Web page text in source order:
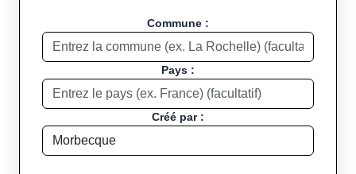
Commune :
Pays :
Créé par :